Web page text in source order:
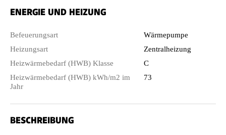
ENERGIE UND HEIZUNG
Befeuerungsart
Wärmepumpe
Heizungsart
Zentralheizung
Heizwärmebedarf (HWB) Klasse
C
Heizwärmebedarf (HWB) kWh/m2 im
Jahr
73
BESCHREIBUNG